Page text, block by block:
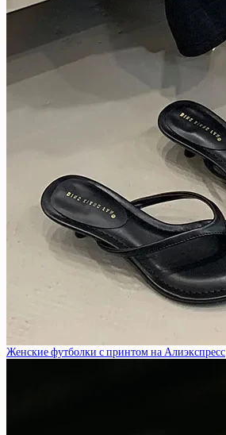
Женские футболки с принтом на Алиэкспресс